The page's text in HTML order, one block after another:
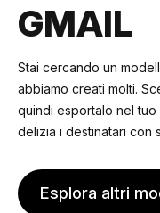
GMAIL
Stai cercando un
abbiamo creati molti.
quindi esportalo nel tuo
delizia i destinatari con
Esplora altri